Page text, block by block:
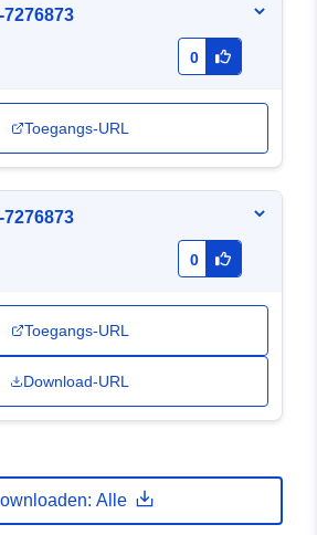
0
Toegangs-URL
0
Toegangs-URL
Download-URL
Alle